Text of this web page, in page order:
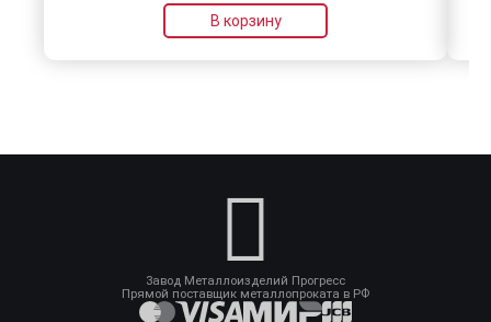
В корзину
Завод Металлоизделий Прогресс
Прямой поставщик металлопроката в РФ